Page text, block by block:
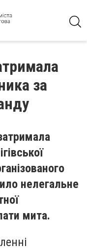
за
нелегальне
мита.